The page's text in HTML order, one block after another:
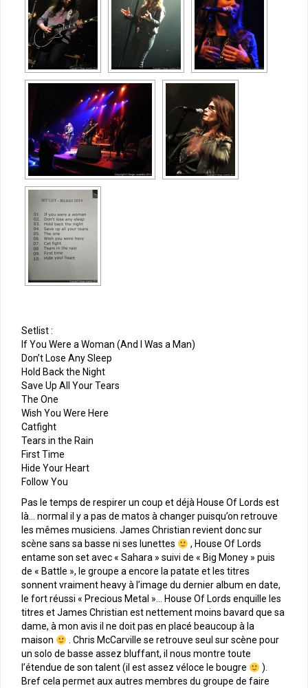
Setlist :
If You Were a Woman (And I Was a Man)
Don’t Lose Any Sleep
Hold Back the Night
Save Up All Your Tears
The One
Wish You Were Here
Catfight
Tears in the Rain
First Time
Hide Your Heart
Follow You
Pas le temps de respirer un coup et déjà House Of Lords est
là… normal il y a pas de matos à changer puisqu’on retrouve
les mêmes musiciens. James Christian revient donc sur
scène sans sa basse ni ses lunettes
, House Of Lords
entame son set avec « Sahara » suivi de « Big Money » puis
de « Battle », le groupe a encore la patate et les titres
sonnent vraiment heavy à l’image du dernier album en date,
le fort réussi « Precious Metal »… House Of Lords enquille les
titres et James Christian est nettement moins bavard que sa
dame, à mon avis il ne doit pas en placé beaucoup à la
maison
. Chris McCarville se retrouve seul sur scène pour
un solo de basse assez bluffant, il nous montre toute
l’étendue de son talent (il est assez véloce le bougre
).
Bref cela permet aux autres membres du groupe de faire